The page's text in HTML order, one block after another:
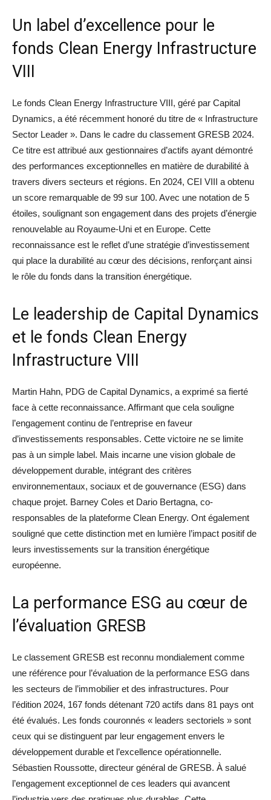
Un label d’excellence pour le
fonds Clean Energy Infrastructure
VIII
Le fonds Clean Energy Infrastructure VIII, géré par Capital
Dynamics, a été récemment honoré du titre de « Infrastructure
Sector Leader ». Dans le cadre du classement GRESB 2024.
Ce titre est attribué aux gestionnaires d’actifs ayant démontré
des performances exceptionnelles en matière de durabilité à
travers divers secteurs et régions. En 2024, CEI VIII a obtenu
un score remarquable de 99 sur 100. Avec une notation de 5
étoiles, soulignant son engagement dans des projets d’énergie
renouvelable au Royaume-Uni et en Europe. Cette
reconnaissance est le reflet d’une stratégie d’investissement
qui place la durabilité au cœur des décisions, renforçant ainsi
le rôle du fonds dans la transition énergétique.
Le leadership de Capital Dynamics
et le fonds Clean Energy
Infrastructure VIII
Martin Hahn, PDG de Capital Dynamics, a exprimé sa fierté
face à cette reconnaissance. Affirmant que cela souligne
l’engagement continu de l’entreprise en faveur
d’investissements responsables. Cette victoire ne se limite
pas à un simple label. Mais incarne une vision globale de
développement durable, intégrant des critères
environnementaux, sociaux et de gouvernance (ESG) dans
chaque projet. Barney Coles et Dario Bertagna, co-
responsables de la plateforme Clean Energy. Ont également
souligné que cette distinction met en lumière l’impact positif de
leurs investissements sur la transition énergétique
européenne.
La performance ESG au cœur de
l’évaluation GRESB
Le classement GRESB est reconnu mondialement comme
une référence pour l’évaluation de la performance ESG dans
les secteurs de l’immobilier et des infrastructures. Pour
l’édition 2024, 167 fonds détenant 720 actifs dans 81 pays ont
été évalués. Les fonds couronnés « leaders sectoriels » sont
ceux qui se distinguent par leur engagement envers le
développement durable et l’excellence opérationnelle.
Sébastien Roussotte, directeur général de GRESB. À salué
l’engagement exceptionnel de ces leaders qui avancent